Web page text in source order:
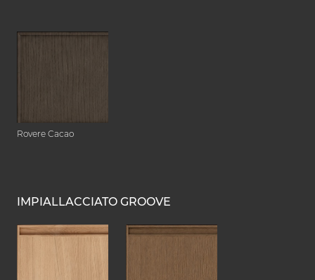
Rovere Cacao
IMPIALLACCIATO GROOVE